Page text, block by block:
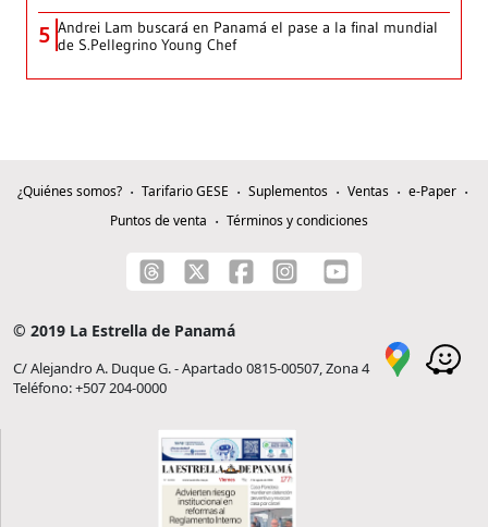
5 Andrei Lam buscará en Panamá el pase a la final mundial
de S.Pellegrino Young Chef
¿Quiénes somos? Tarifario GESE Suplementos Ventas
e-Paper
Puntos de venta
Términos y condiciones
© 2019 La Estrella de Panamá
C/ Alejandro A. Duque G. - Apartado 0815-00507, Zona 4
Teléfono: +507 204-0000